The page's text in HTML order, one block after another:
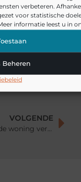
verbeteren.
voor statistische
informatie leest u in
Beheren
oplossingen
zo maak je
VOLGENDE
Verhuurde woning verkopen aan opkoper of belegger steeds meer geliefd in Nederland